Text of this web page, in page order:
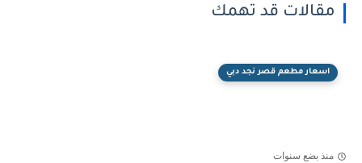
مقالات قد تهمك
اسعار مطعم قصر نجد دبي
منذ بضع سنوات